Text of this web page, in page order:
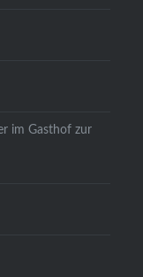
im Gasthof zur